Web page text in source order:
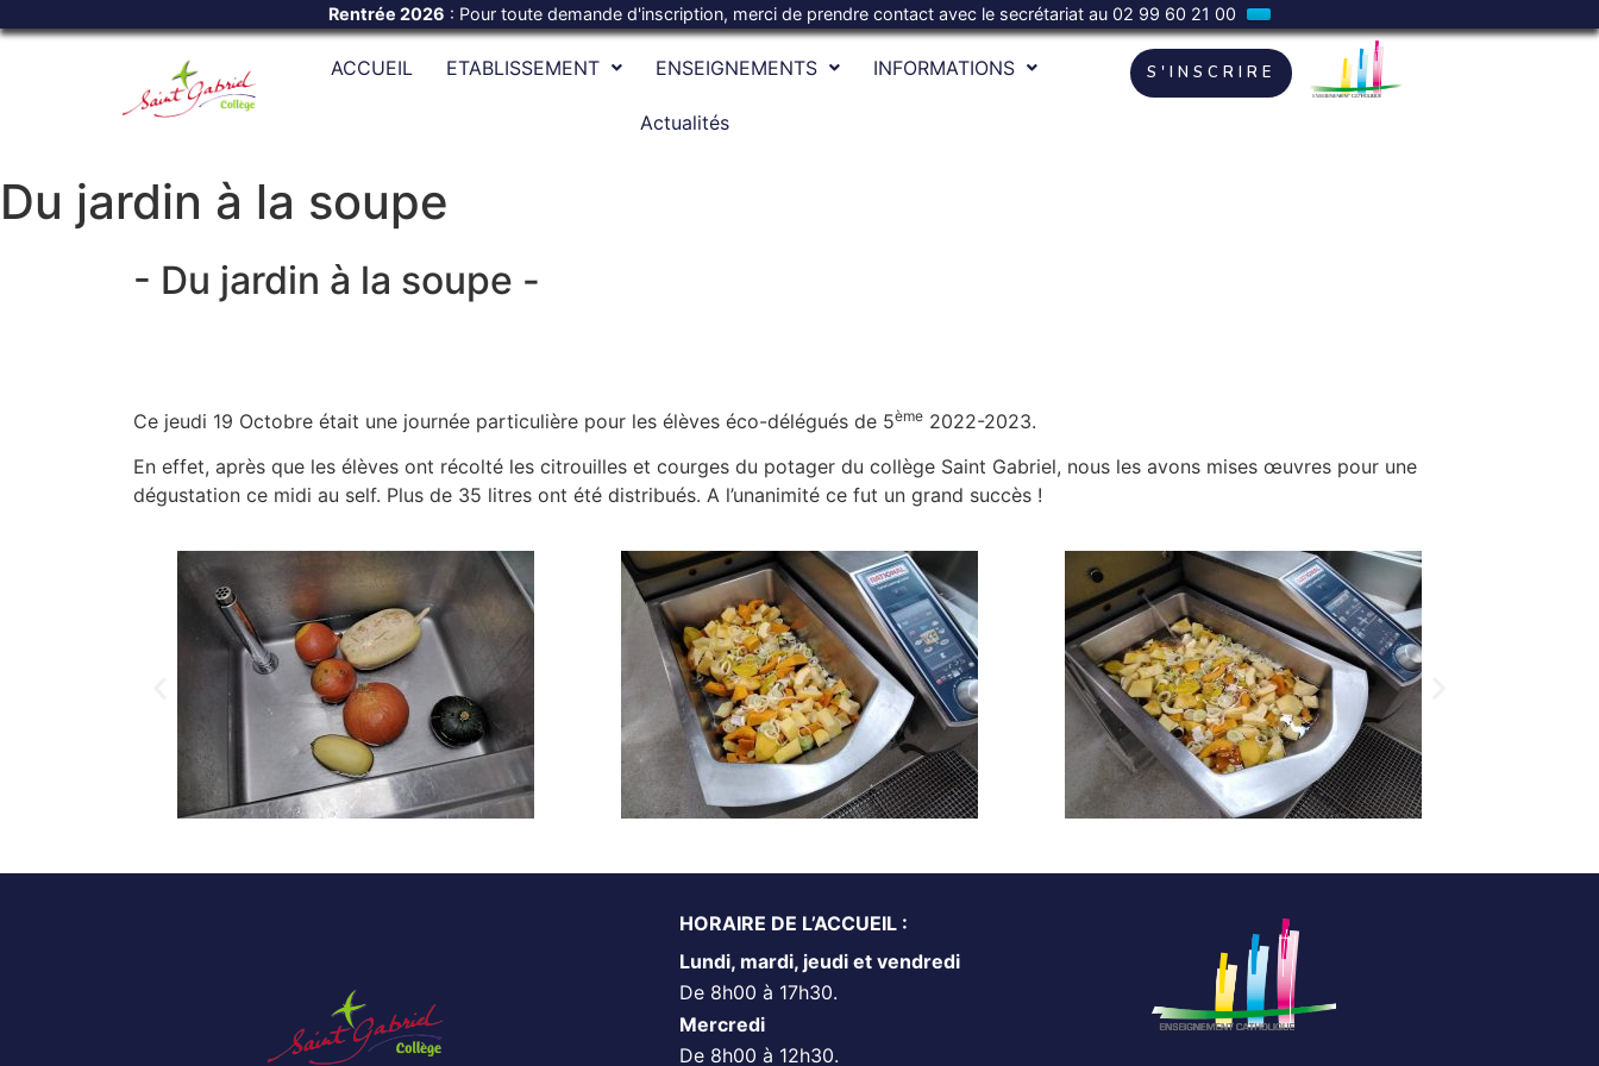
Rentrée 2026 : Pour toute demande d'inscription, merci de prendre contact avec le secrétariat au 02 99 60 21 00
ACCUEIL ETABLISSEMENT ENSEIGNEMENTS INFORMATIONS
Actualités
S'INSCRIRE
Du jardin à la soupe
- Du jardin à la soupe -
Ce jeudi 19 Octobre était une journée particulière pour les élèves éco-délégués de 5ème 2022-2023.
En effet, après que les élèves ont récolté les citrouilles et courges du potager du collège Saint Gabriel, nous les avons mises œuvres pour une
dégustation ce midi au self. Plus de 35 litres ont été distribués. A l’unanimité ce fut un grand succès !
HORAIRE DE L’ACCUEIL :
Lundi, mardi, jeudi et vendredi
De 8h00 à 17h30.
Mercredi
De 8h00 à 12h30.